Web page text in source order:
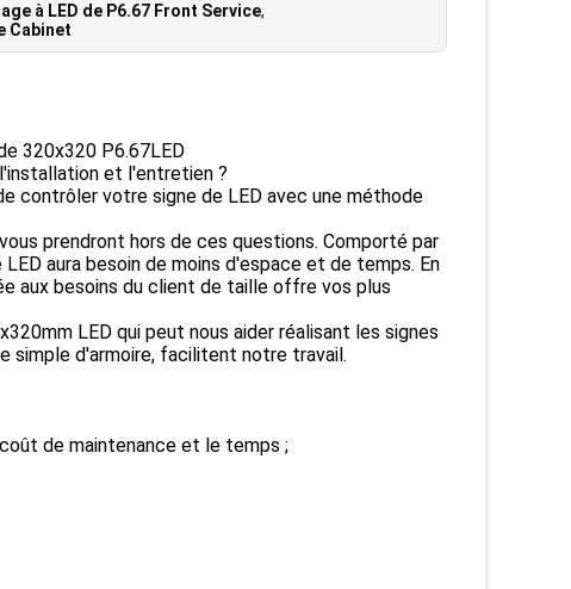
à LED de P6.67 Front Service,
Cabinet
320x320 P6.67LED
et l'entretien ?
contrôler votre signe de LED avec une méthode
prendront hors de ces questions. Comporté par
aura besoin de moins d'espace et de temps. En
aux besoins du client de taille offre vos plus
LED qui peut nous aider réalisant les signes
simple d'armoire, facilitent notre travail.
de maintenance et le temps ;